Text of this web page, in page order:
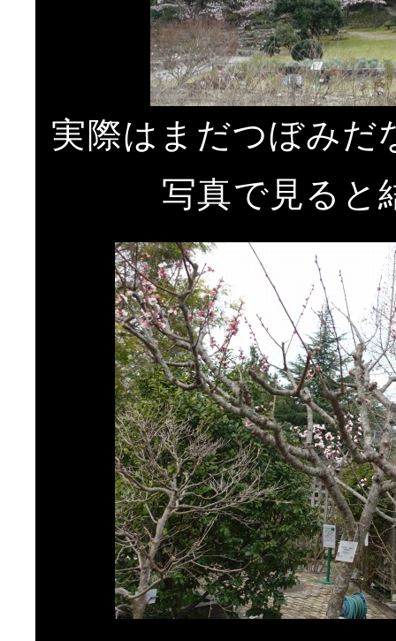
実際はまだつぼみだ
写真で見ると